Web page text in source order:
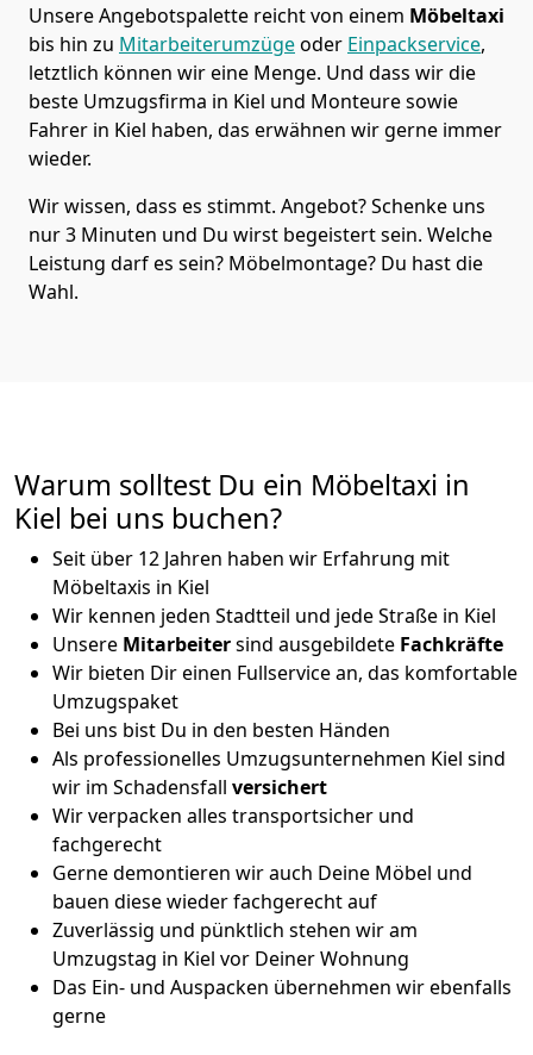
Unsere Angebotspalette reicht von einem Möbeltaxi
bis hin zu Mitarbeiterumzügeoder Einpackservice,
letztlich können wir eine Menge. Und dass wir die
beste Umzugsfirma in Kiel und Monteure sowie
Fahrer in Kiel haben, das erwähnen wir gerne immer
wieder.
Wir wissen, dass es stimmt. Angebot? Schenke uns
nur 3 Minuten und Du wirst begeistert sein. Welche
Leistung darf es sein? Möbelmontage? Du hast die
Wahl.
Warum solltest Du ein Möbeltaxi in
Kiel bei uns buchen?
Seit über 12 Jahren haben wir Erfahrung mit
Möbeltaxis in Kiel
Wir kennen jeden Stadtteil und jede Straße in Kiel
Unsere Mitarbeitersind ausgebildete Fachkräfte
Wir bieten Dir einen Fullservice an, das komfortable
Umzugspaket
Bei uns bist Du in den besten Händen
Als professionelles Umzugsunternehmen Kiel sind
wir im Schadensfall versichert
Wir verpacken alles transportsicher und
fachgerecht
Gerne demontieren wir auch Deine Möbel und
bauen diese wieder fachgerecht auf
Zuverlässig und pünktlich stehen wir am
Umzugstag in Kiel vor Deiner Wohnung
Das Ein- und Auspacken übernehmen wir ebenfalls
gerne